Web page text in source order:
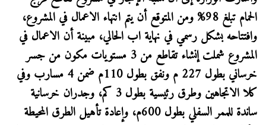
الحمام تبلغ 98% ومن المتوقع أن يتم انتهاء الاعمال في المشروع،
وافتتاحه بشكل رسمي في نهاية اب الحالي، مبينة أن الاعمال في
المشروع شملت إنشاء تقاطع من 3 مستويات مكون من جسر
خرساني بطول 227 م ونفق بطول 110م ضمن 4 مسارب وفي
كلا الاتجاهين وطرق رئيسية بطول 3 كم، وجدران خرسانية
ساندة للممر السفلي بطول 600م، وإعادة تأهيل الطرق المحيطة